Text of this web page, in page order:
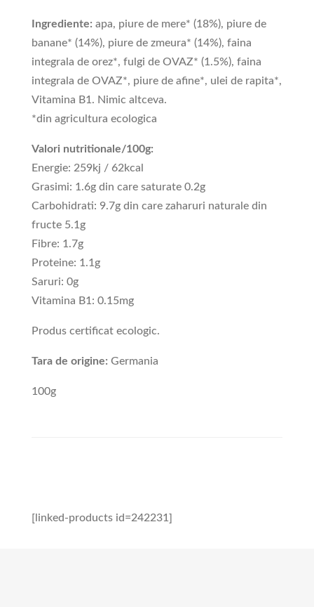
Ingrediente: apa, piure de mere* (18%), piure de
banane* (14%), piure de zmeura* (14%), faina
integrala de orez*, fulgi de OVAZ* (1.5%), faina
integrala de OVAZ*, piure de afine*, ulei de rapita*,
Vitamina B1. Nimic altceva.
*din agricultura ecologica
Valori nutritionale/100g:
Energie: 259kj / 62kcal
Grasimi: 1.6g din care saturate 0.2g
Carbohidrati: 9.7g din care zaharuri naturale din
fructe 5.1g
Fibre: 1.7g
Proteine: 1.1g
Saruri: 0g
Vitamina B1: 0.15mg
Produs certificat ecologic.
Tara de origine: Germania
100g
[linked-products id=242231]